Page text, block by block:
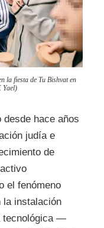
la fiesta de Tu Bishvat en
Yael)
desde hace años
judía e
de
el fenómeno
la instalación
tecnológica —